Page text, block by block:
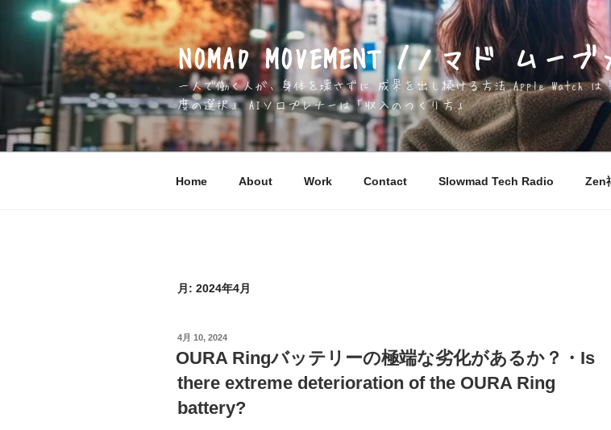
キ
NOMAD MOVEMENT /ノマド ムー
一人で働く人が、身体を壊さずに 成果を出し続ける方法 Apple Watch
度の選択」 AIソロプレナーは「収入のつくり方」
Home About Work Contact Slowmad Tech Radio Zen
月: 2024年4月
投
日:
4月 10, 2024
OURA Ringバッテリーの極端な劣化があるか？・Is
there extreme deterioration of the OURA Ring
battery?